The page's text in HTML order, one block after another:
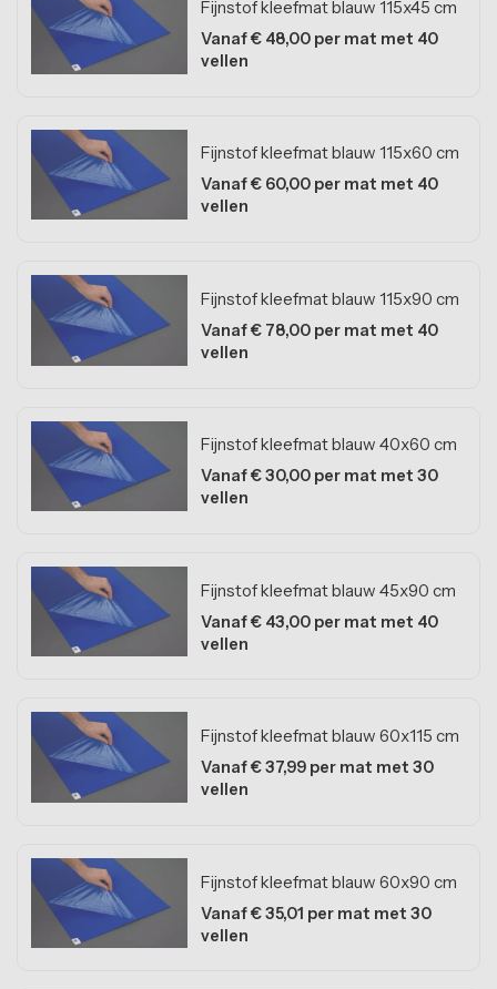
Fijnstof kleefmat blauw 115x45 cm
Vanaf € 48,00 per mat met 40
vellen
Fijnstof kleefmat blauw 115x60 cm
Vanaf € 60,00 per mat met 40
vellen
Fijnstof kleefmat blauw 115x90 cm
Vanaf € 78,00 per mat met 40
vellen
Fijnstof kleefmat blauw 40x60 cm
Vanaf € 30,00 per mat met 30
vellen
Fijnstof kleefmat blauw 45x90 cm
Vanaf € 43,00 per mat met 40
vellen
Fijnstof kleefmat blauw 60x115 cm
Vanaf € 37,99 per mat met 30
vellen
Fijnstof kleefmat blauw 60x90 cm
Vanaf € 35,01 per mat met 30
vellen
Kantoorvloeren
Fitnessvloeren
Beursstandvloeren
Evenementenvloeren
ESD-vloeren
Levensmiddelenindustrie
Garagevloeren
Balkonvloeren
Woonkamervloeren
Slaapkamervloeren
Keukenvloeren
Voortenttegels
antislip
HACCP tape
Eindkappen